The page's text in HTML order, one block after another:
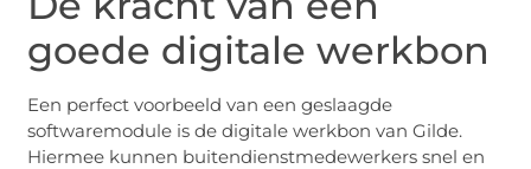
goede digitale werkbon
Een perfect voorbeeld van een geslaagde
softwaremodule is de digitale werkbon van Gilde.
Hiermee kunnen buitendienstmedewerkers snel en